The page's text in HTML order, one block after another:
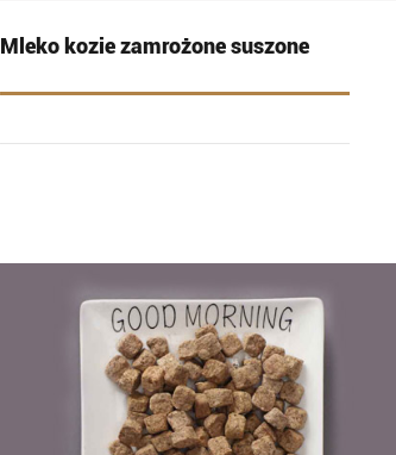
Mleko kozie zamrożone suszone